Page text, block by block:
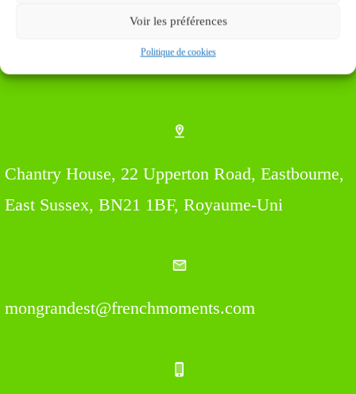
Voir les préférences
Politique de cookies
Chantry House, 22 Upperton Road, Eastbourne,
East Sussex, BN21 1BF, Royaume-Uni
mongrandest@frenchmoments.com